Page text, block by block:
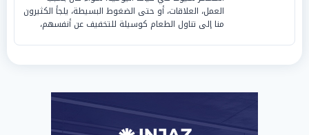
العمل، العلاقات، أو حتى الضغوط البسيطة، يلجأ الكثيرون
منا إلى تناول الطعام كوسيلة للتخفيف عن أنفسهم،